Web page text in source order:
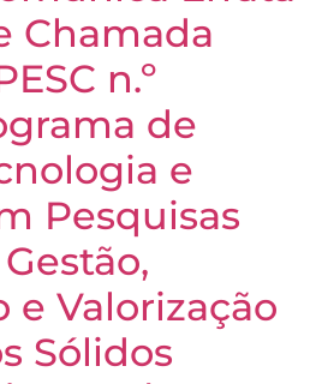
Chamada
n.º
de
e
Pesquisas
e Valorização
Sólidos